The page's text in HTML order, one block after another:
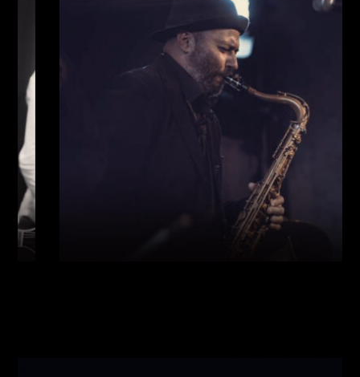
Богдан Кравчук Саксофон
Олександр Ємець (Контрабас